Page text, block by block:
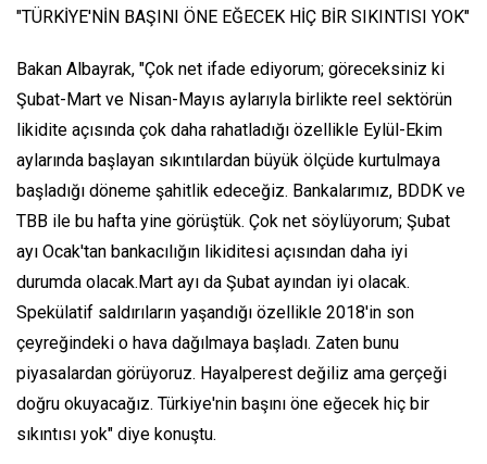
"TÜRKİYE'NİN BAŞINI ÖNE EĞECEK HİÇ BİR SIKINTISI YOK"
Bakan Albayrak, "Çok net ifade ediyorum; göreceksiniz ki
Şubat-Mart ve Nisan-Mayıs aylarıyla birlikte reel sektörün
likidite açısında çok daha rahatladığı özellikle Eylül-Ekim
aylarında başlayan sıkıntılardan büyük ölçüde kurtulmaya
başladığı döneme şahitlik edeceğiz. Bankalarımız, BDDK ve
TBB ile bu hafta yine görüştük. Çok net söylüyorum; Şubat
ayı Ocak'tan bankacılığın likiditesi açısından daha iyi
durumda olacak.Mart ayı da Şubat ayından iyi olacak.
Spekülatif saldırıların yaşandığı özellikle 2018'in son
çeyreğindeki o hava dağılmaya başladı. Zaten bunu
piyasalardan görüyoruz. Hayalperest değiliz ama gerçeği
doğru okuyacağız. Türkiye'nin başını öne eğecek hiç bir
sıkıntısı yok" diye konuştu.